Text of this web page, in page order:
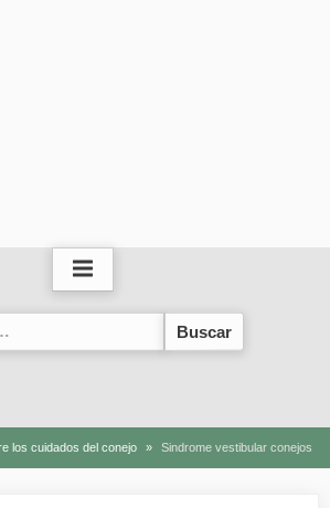
los cuidados del conejo Sindrome vestibular conejos